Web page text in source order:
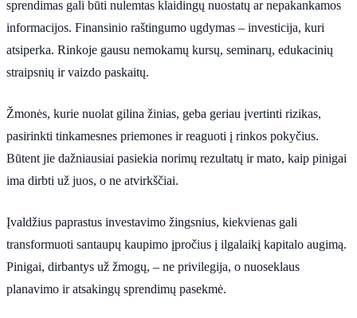
sprendimas gali būti nulemtas klaidingų nuostatų ar nepakankamos
informacijos. Finansinio raštingumo ugdymas – investicija, kuri
atsiperka. Rinkoje gausu nemokamų kursų, seminarų, edukacinių
straipsnių ir vaizdo paskaitų.
Žmonės, kurie nuolat gilina žinias, geba geriau įvertinti rizikas,
pasirinkti tinkamesnes priemones ir reaguoti į rinkos pokyčius.
Būtent jie dažniausiai pasiekia norimų rezultatų ir mato, kaip pinigai
ima dirbti už juos, o ne atvirkščiai.
Įvaldžius paprastus investavimo žingsnius, kiekvienas gali
transformuoti santaupų kaupimo įpročius į ilgalaikį kapitalo augimą.
Pinigai, dirbantys už žmogų, – ne privilegija, o nuoseklaus
planavimo ir atsakingų sprendimų pasekmė.